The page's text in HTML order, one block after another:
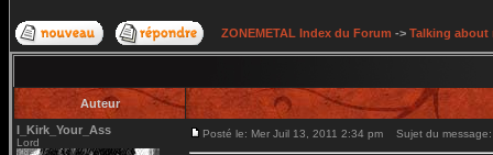
ZONEMETAL Index du Forum -> Talking about
Auteur
I_Kirk_Your_Ass
Lord
Posté le: Mer Juil 13, 2011 2:34 pm Sujet du message: